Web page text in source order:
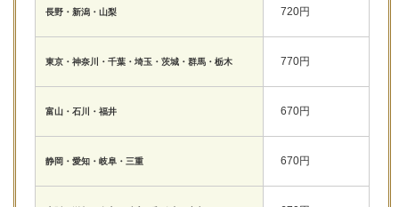
長野・新潟・山梨 720円
東京・神奈川・千葉・埼玉・茨城・群馬・栃木 770円
富山・石川・福井 670円
静岡・愛知・岐阜・三重 670円